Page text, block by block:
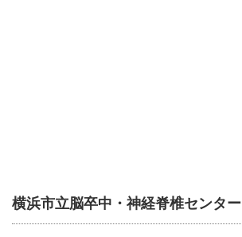
横浜市立脳卒中・神経脊椎センター